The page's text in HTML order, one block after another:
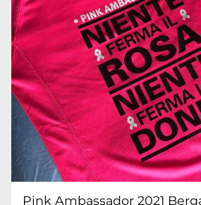
Pink Ambassador 2021